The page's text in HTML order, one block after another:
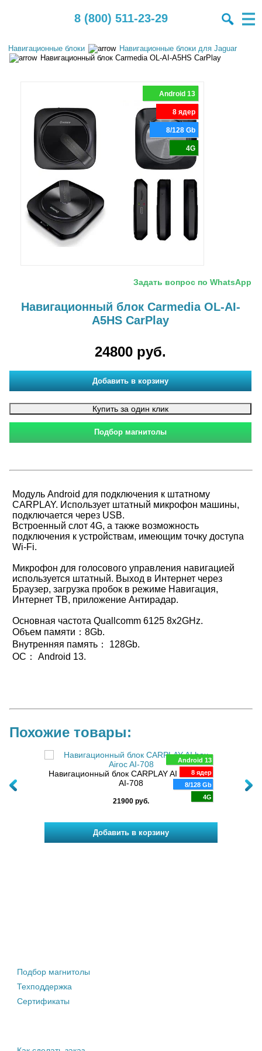
8 (800) 511-23-29
Навигационные блоки
Навигационные блоки для Jaguar
Навигационный блок Carmedia OL-AI-A5HS CarPlay
Android 13
8 ядер
8/128 Gb
4G
Задать вопрос по WhatsApp
Навигационный блок Carmedia OL-AI-
A5HS CarPlay
24800 руб.
Модуль Android для подключения к штатному
CARPLAY. Использует штатный микрофон машины,
подключается через USB.
Встроенный слот 4G, а также возможность
подключения к устройствам, имеющим точку доступа
Wi-Fi.
Микрофон для голосового управления навигацией
используется штатный. Выход в Интернет через
Браузер, загрузка пробок в режиме Навигация,
Интернет ТВ, приложение Антирадар.
Основная частота Quallcomm 6125 8x2GHz.
Объем памяти：8Gb.
Внутренняя память： 128Gb.
ОС： Android 13.
Похожие товары:
32 Gb
Android 13
8 ядер
8/128 Gb
4G
Навигационный блок CARPLAY AI box Airoc
AI-708
21900 руб.
Подбор магнитолы
Техподдержка
Сертификаты